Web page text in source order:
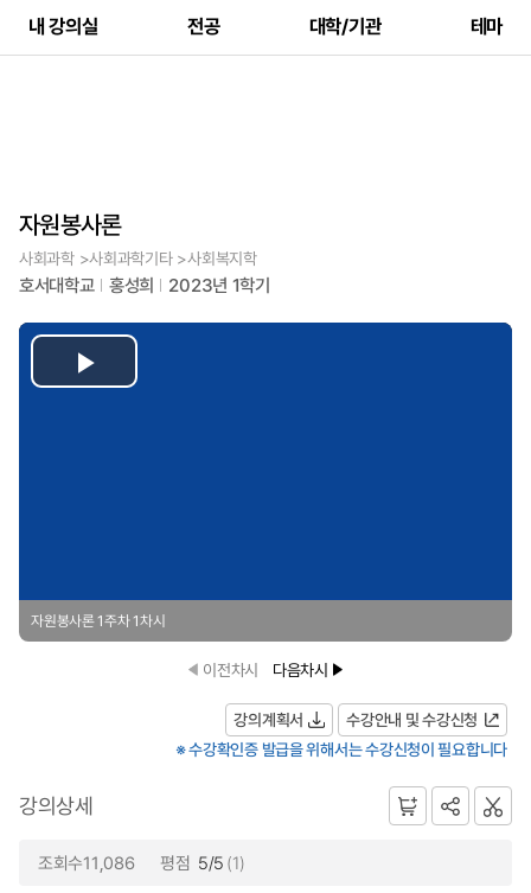
내 강의실 전공 대학/기관 테마
자원봉사론
사회과학 >사회과학기타 >사회복지학
호서대학교 홍성희 2023년 1학기
Play
자원봉사론 1주차 1차시
이전차시 다음차시
강의계획서
수강안내 및 수강신청
※ 수강확인증 발급을 위해서는 수강신청이 필요합니다
강의상세
조회수11,086 평점 5/5 (1)